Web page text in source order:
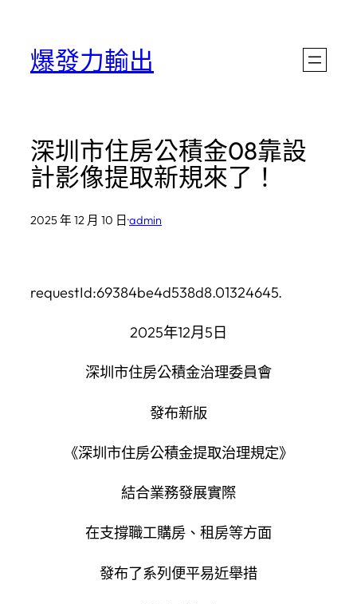
爆發力輸出
深圳市住房公積金08靠設
計影像提取新規來了！
2025 年 12 月 10 日·admin
requestId:69384be4d538d8.01324645.
2025年12月5日
深圳市住房公積金治理委員會
發布新版
《深圳市住房公積金提取治理規定》
結合業務發展實際
在支撐職工購房、租房等方面
發布了系列便平易近舉措